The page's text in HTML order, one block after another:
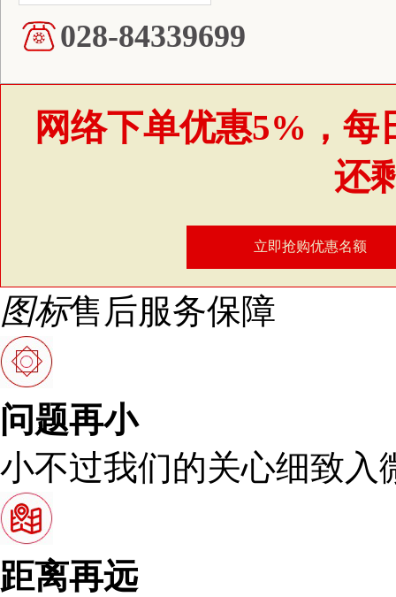
028-84339699
网络下单优惠5%，
还
立即抢购优惠名额
图标售后服务保障
问题再小
小不过我们的关心细致入
距离再远